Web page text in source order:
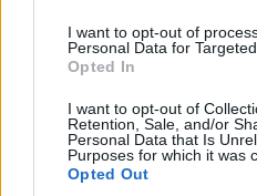
I want to opt-out of
Personal Data for
Opted In
I want to opt-out of
Retention, Sale, and/or
Personal Data that Is
Purposes for which it was
Opted Out
Akárhogy számolom, a